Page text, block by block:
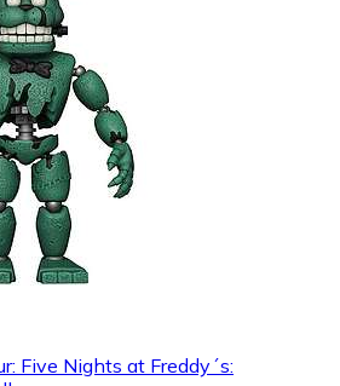
Five Nights at Freddy´s: